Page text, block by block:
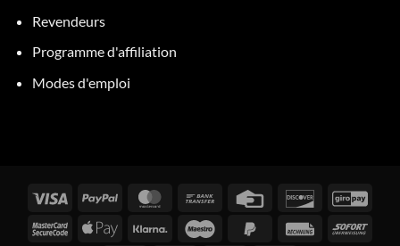
Revendeurs
Programme d'affiliation
Modes d'emploi
Visa PayPal MasterCardVirement
Carte
crédit
Découvrez
MasterCardApple
Klarna Maestro
PayPal
Facture Tout